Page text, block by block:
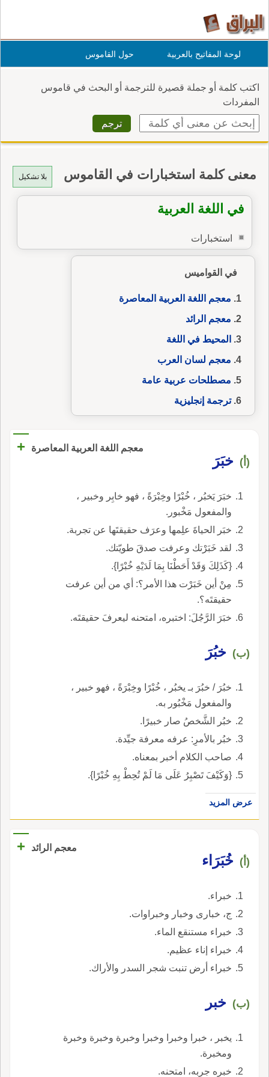
لوحة المفاتيح بالعربية حول القاموس
اكتب كلمة أو جملة قصيرة للترجمة أو البحث في قاموس
المفردات
بلا تشكيل معنى كلمة استخبارات في القاموس
في اللغة العربية
استخبارات
في القواميس
معجم اللغة العربية المعاصرة
معجم الرائد
المحيط في اللغة
معجم لسان العرب
مصطلحات عربية عامة
ترجمة إنجليزية
معجم اللغة العربية المعاصرة +
(أ) خبَرَ
خبَرَ يَخبُر ، خُبْرًا وخِبْرَةً ، فهو خابِر وخبير ،
والمفعول مَخْبور.
خبَر الحياةَ علِمها وعرَف حقيقتَها عن تجربة.
لقد خَبَرْتك وعرفت صدقَ طويّتك.
{كَذَلِكَ وَقَدْ أَحَطْنَا بِمَا لَدَيْهِ خُبْرًا}.
مِنْ أين خَبَرْت هذا الأمر؟: أي من أين عرفت
حقيقتَه؟.
خبَرَ الرَّجُلَ: اختبره، امتحنه ليعرفَ حقيقتَه.
(ب) خبُرَ
خبُرَ / خبُرَ بـ يخبُر ، خُبْرًا وخِبْرَةً ، فهو خبير ،
والمفعول مَخْبُور به.
خبُر الشَّخصُ صار خبيرًا.
خبُر بالأمرِ: عرفه معرفة جيِّدة.
صاحب الكلام أخبر بمعناه.
{وَكَيْفَ تَصْبِرُ عَلَى مَا لَمْ تُحِطْ بِهِ خُبْرًا}.
عرض المزيد
معجم الرائد +
(أ) خُبَرَاء
خبراء.
ج، خبارى وخبار وخبراوات.
خبراء مستنقع الماء.
خبراء إناء عظيم.
خبراء أرض تنبت شجر السدر والأراك.
(ب) خبر
يخبر ، خبرا وخبرا وخبرا وخبرة وخبرة وخبرة
ومخبرة.
خبره جربه، امتحنه.